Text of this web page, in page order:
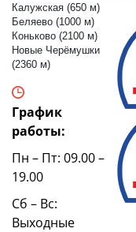
Калужская (650 м)
Беляево (1000 м)
Коньково (2100 м)
Новые Черёмушки
(2360 м)
График
работы:
Пн – Пт: 09.00 –
19.00
Сб – Вс:
Выходные